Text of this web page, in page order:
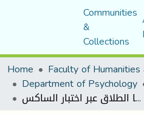
Communities
&
Collections
Home
Department of Psychology
تصورات الزواج لدى عينة منالراشيدات ضحايا الطلاق عبر اختبار الساكس